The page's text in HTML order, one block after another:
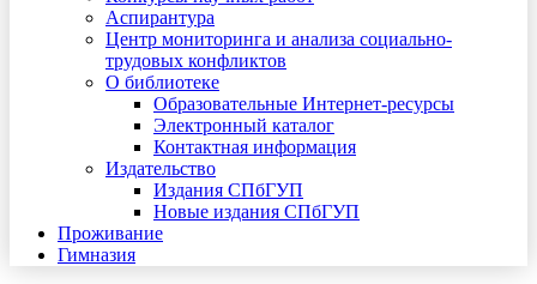
Аспирантура
Центр мониторинга и анализа социально-
трудовых конфликтов
О библиотеке
Образовательные Интернет-ресурсы
Электронный каталог
Контактная информация
Издательство
Издания СПбГУП
Новые издания СПбГУП
Проживание
Гимназия